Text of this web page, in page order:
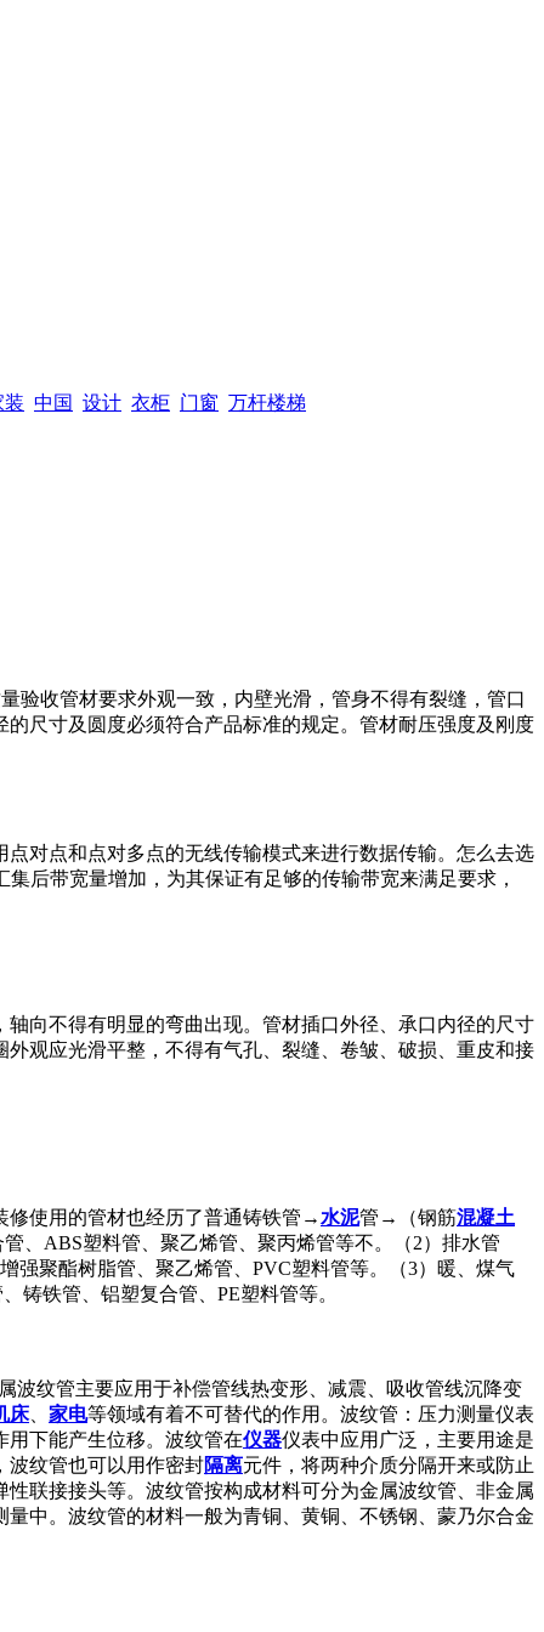
装 中国 设计 衣柜 门窗 万杆楼梯
验收管材要求外观一致，内壁光滑，管身不得有裂缝，管口
尺寸及圆度必须符合产品标准的规定。管材耐压强度及刚度
对点和点对多点的无线传输模式来进行数据传输。怎么去选
后带宽量增加，为其保证有足够的传输带宽来满足要求，
向不得有明显的弯曲出现。管材插口外径、承口内径的尺寸
观应光滑平整，不得有气孔、裂缝、卷皱、破损、重皮和接
修使用的管材也经历了普通铸铁管→ 水泥管→（钢筋混凝土
管、ABS塑料管、聚乙烯管、聚丙烯管等不。（2）排水管
强聚酯树脂管、聚乙烯管、PVC塑料管等。（3）暖、煤气
铸铁管、铝塑复合管、PE塑料管等。
波纹管主要应用于补偿管线热变形、减震、吸收管线沉降变
床、 家电等领域有着不可替代的作用。波纹管：压力测量仪表
下能产生位移。波纹管在仪器仪表中应用广泛，主要用途是
波纹管也可以用作密封隔离元件，将两种介质分隔开来或防止
联接接头等。波纹管按构成材料可分为金属波纹管、非金属
中。波纹管的材料一般为青铜、黄铜、不锈钢、蒙乃尔合金